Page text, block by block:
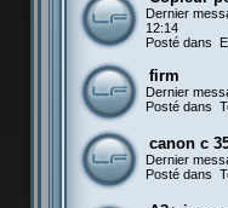
Dernier
12:14
Posté dans
firm
Dernier
Posté dans
canon c
Dernier
Posté dans